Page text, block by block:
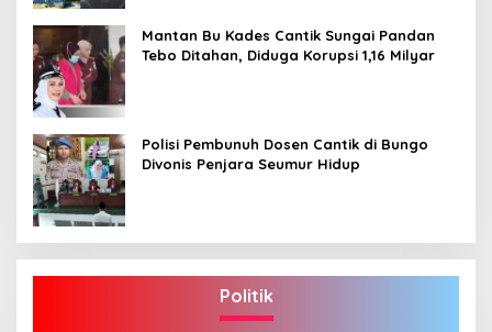
Mantan Bu Kades Cantik Sungai Pandan
Tebo Ditahan, Diduga Korupsi 1,16 Milyar
Polisi Pembunuh Dosen Cantik di Bungo
Divonis Penjara Seumur Hidup
Politik